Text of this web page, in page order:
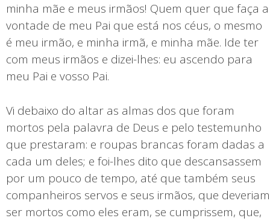
minha mãe e meus irmãos! Quem quer que faça a
vontade de meu Pai que está nos céus, o mesmo
é meu irmão, e minha irmã, e minha mãe. Ide ter
com meus irmãos e dizei-lhes: eu ascendo para
meu Pai e vosso Pai.
Vi debaixo do altar as almas dos que foram
mortos pela palavra de Deus e pelo testemunho
que prestaram: e roupas brancas foram dadas a
cada um deles; e foi-lhes dito que descansassem
por um pouco de tempo, até que também seus
companheiros servos e seus irmãos, que deveriam
ser mortos como eles eram, se cumprissem, que,